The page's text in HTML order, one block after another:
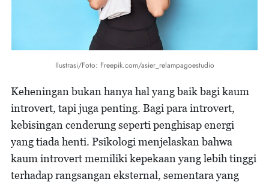
Ilustrasi/Foto: Freepik.com/asier_relampagoestudio
Keheningan bukan hanya hal yang baik bagi kaum
introvert, tapi juga penting. Bagi para introvert,
kebisingan cenderung seperti penghisap energi
yang tiada henti. Psikologi menjelaskan bahwa
kaum introvert memiliki kepekaan yang lebih tinggi
terhadap rangsangan eksternal, sementara yang